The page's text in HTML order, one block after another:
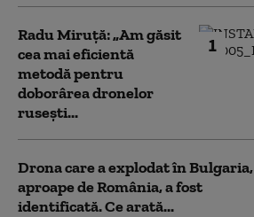
1
Radu Miruță: „Am găsit
cea mai eficientă
metodă pentru
doborârea dronelor
rusești...
Drona care a explodat în Bulgaria,
aproape de România, a fost
identificată. Ce arată...